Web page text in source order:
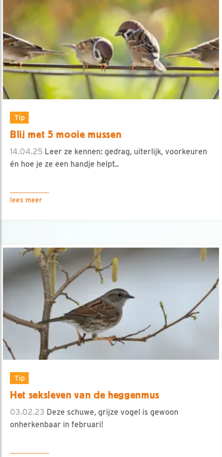
Tip
Blij met 5 mooie mussen
14.04.25 Leer ze kennen: gedrag, uiterlijk, voorkeuren
én hoe je ze een handje helpt..
lees meer
Tip
Het seksleven van de heggenmus
03.02.23 Deze schuwe, grijze vogel is gewoon
onherkenbaar in februari!